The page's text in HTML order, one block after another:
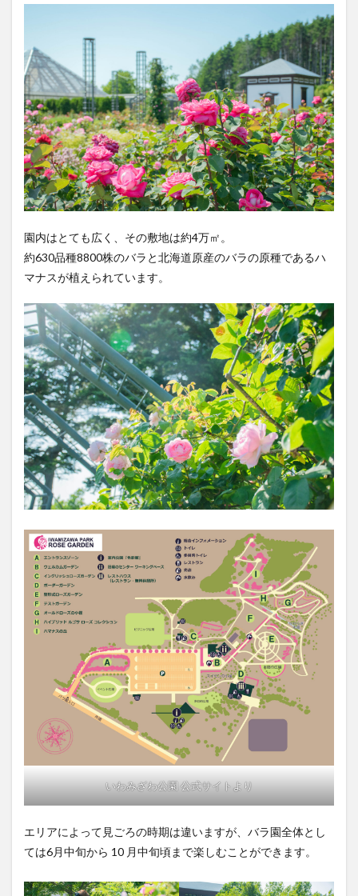
園内はとても広く、その敷地は約4万㎡。
約630品種8800株のバラと北海道原産のバラの原種であるハ
マナスが植えられています。
いわみざわ公園 公式サイトより
エリアによって見ごろの時期は違いますが、バラ園全体とし
ては6月中旬から 10 月中旬頃まで楽しむことができます。